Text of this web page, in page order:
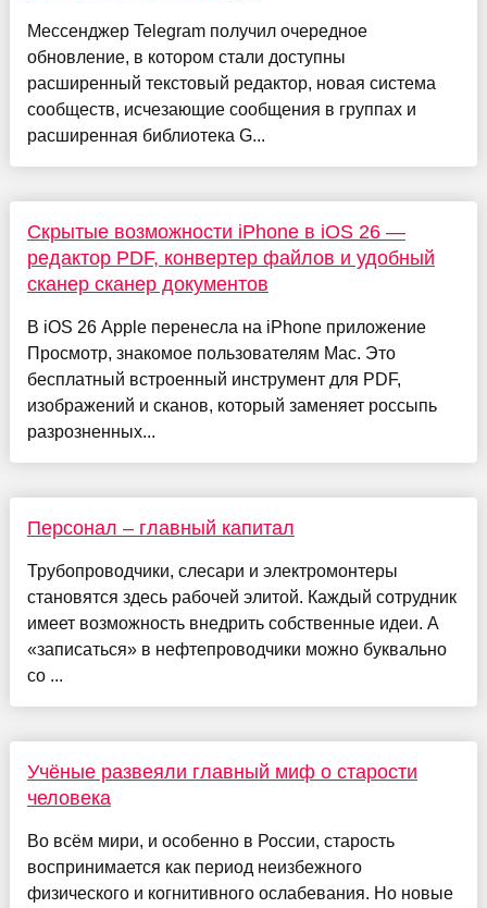
Мессенджер Telegram получил очередное
обновление, в котором стали доступны
расширенный текстовый редактор, новая система
сообществ, исчезающие сообщения в группах и
расширенная библиотека G...
Скрытые возможности iPhone в iOS 26 —
редактор PDF, конвертер файлов и удобный
сканер сканер документов
В iOS 26 Apple перенесла на iPhone приложение
Просмотр, знакомое пользователям Mac. Это
бесплатный встроенный инструмент для PDF,
изображений и сканов, который заменяет россыпь
разрозненных...
Персонал – главный капитал
Трубопроводчики, слесари и электромонтеры
становятся здесь рабочей элитой. Каждый сотрудник
имеет возможность внедрить собственные идеи. А
«записаться» в нефтепроводчики можно буквально
со ...
Учёные развеяли главный миф о старости
человека
Во всём мири, и особенно в России, старость
воспринимается как период неизбежного
физического и когнитивного ослабевания. Но новые